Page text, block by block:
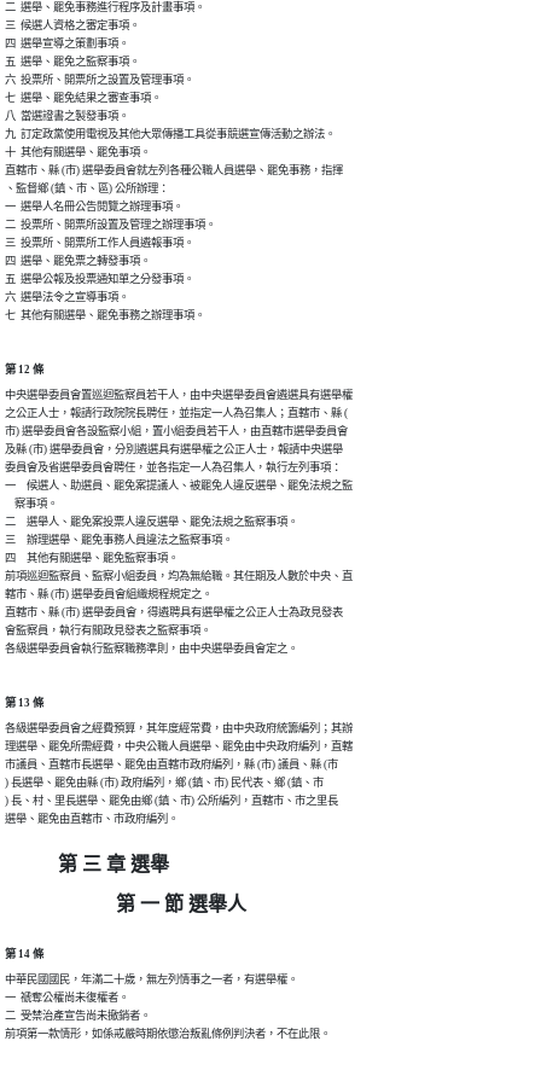
二  選舉、罷免事務進行程序及計畫事項。
三  候選人資格之審定事項。
四  選舉宣導之策劃事項。
五  選舉、罷免之監察事項。
六  投票所、開票所之設置及管理事項。
七  選舉、罷免結果之審查事項。
八  當選證書之製發事項。
九  訂定政黨使用電視及其他大眾傳播工具從事競選宣傳活動之辦法。
十  其他有關選舉、罷免事項。
直轄市、縣 (市) 選舉委員會就左列各種公職人員選舉、罷免事務，指揮
、監督鄉 (鎮、市、區) 公所辦理：
一  選舉人名冊公告閱覽之辦理事項。
二  投票所、開票所設置及管理之辦理事項。
三  投票所、開票所工作人員遴報事項。
四  選舉、罷免票之轉發事項。
五  選舉公報及投票通知單之分發事項。
六  選舉法令之宣導事項。
七  其他有關選舉、罷免事務之辦理事項。
第 12 條
中央選舉委員會置巡迴監察員若干人，由中央選舉委員會遴選具有選舉權
之公正人士，報請行政院院長聘任，並指定一人為召集人；直轄市、縣 (
市) 選舉委員會各設監察小組，置小組委員若干人，由直轄市選舉委員會
及縣 (市) 選舉委員會，分別遴選具有選舉權之公正人士，報請中央選舉
委員會及省選舉委員會聘任，並各指定一人為召集人，執行左列事項：
一　候選人、助選員、罷免案提議人、被罷免人違反選舉、罷免法規之監
    察事項。
二　選舉人、罷免案投票人違反選舉、罷免法規之監察事項。
三　辦理選舉、罷免事務人員違法之監察事項。
四　其他有關選舉、罷免監察事項。
前項巡迴監察員、監察小組委員，均為無給職。其任期及人數於中央、直
轄市、縣 (市) 選舉委員會組織規程規定之。
直轄市、縣 (市) 選舉委員會，得遴聘具有選舉權之公正人士為政見發表
會監察員，執行有關政見發表之監察事項。
各級選舉委員會執行監察職務準則，由中央選舉委員會定之。
第 13 條
各級選舉委員會之經費預算，其年度經常費，由中央政府統籌編列；其辦
理選舉、罷免所需經費，中央公職人員選舉、罷免由中央政府編列，直轄
市議員、直轄市長選舉、罷免由直轄市政府編列，縣 (市) 議員、縣 (市
) 長選舉、罷免由縣 (市) 政府編列，鄉 (鎮、市) 民代表、鄉 (鎮、市
) 長、村、里長選舉、罷免由鄉 (鎮、市) 公所編列，直轄市、市之里長
選舉、罷免由直轄市、市政府編列。
第 三 章 選舉
第 一 節 選舉人
第 14 條
中華民國國民，年滿二十歲，無左列情事之一者，有選舉權。
一  禠奪公權尚未復權者。
二  受禁治產宣告尚未撤銷者。
前項第一款情形，如係戒嚴時期依懲治叛亂條例判決者，不在此限。